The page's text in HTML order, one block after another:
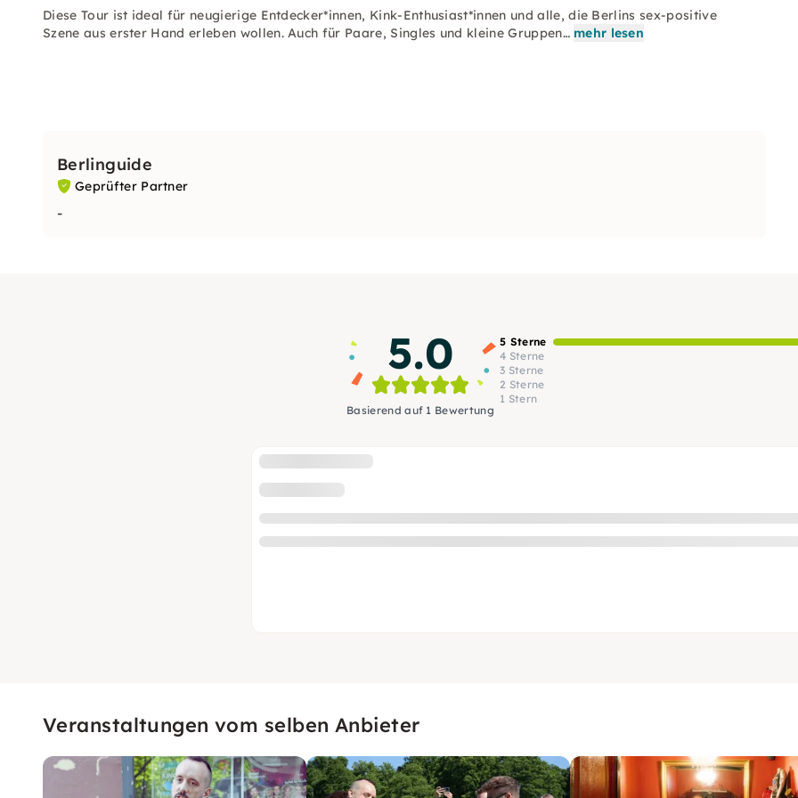
Diese Tour ist ideal für neugierige Entdecker*innen, Kink-Enthusiast*innen und alle, die Berlins sex-positive
Szene aus erster Hand erleben wollen. Auch für Paare, Singles und kleine Gruppen… mehr lesen
Berlinguide
Geprüfter Partner
-
5.0
Basierend auf 1 Bewertung
5 Sterne
4 Sterne
3 Sterne
2 Sterne
1 Stern
Veranstaltungen vom selben Anbieter